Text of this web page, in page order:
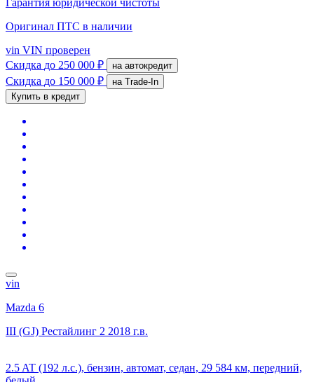
Оригинал ПТС в наличии
vin VIN проверен
Скидка до 250 000 ₽ на автокредит
Скидка до 150 000 ₽
на Trade-In
Купить в кредит
vin
Mazda 6
III (GJ) Рестайлинг 2 2018 г.в.
2.5 AT (192 л.с.), бензин, автомат, седан, 29 584 км, передний,